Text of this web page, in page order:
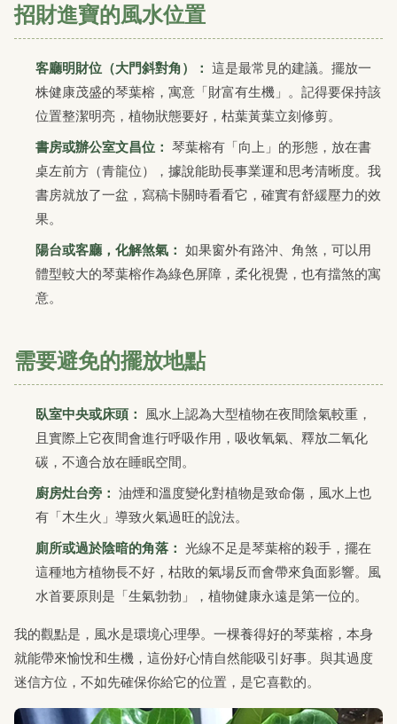
招財進寶的風水位置
客廳明財位（大門斜對角）： 這是最常見的建議。擺放一
株健康茂盛的琴葉榕，寓意「財富有生機」。記得要保持該
位置整潔明亮，植物狀態要好，枯葉黃葉立刻修剪。
書房或辦公室文昌位： 琴葉榕有「向上」的形態，放在書
桌左前方（青龍位），據說能助長事業運和思考清晰度。我
書房就放了一盆，寫稿卡關時看看它，確實有舒緩壓力的效
果。
陽台或客廳，化解煞氣： 如果窗外有路沖、角煞，可以用
體型較大的琴葉榕作為綠色屏障，柔化視覺，也有擋煞的寓
意。
需要避免的擺放地點
臥室中央或床頭： 風水上認為大型植物在夜間陰氣較重，
且實際上它夜間會進行呼吸作用，吸收氧氣、釋放二氧化
碳，不適合放在睡眠空間。
廚房灶台旁： 油煙和溫度變化對植物是致命傷，風水上也
有「木生火」導致火氣過旺的說法。
廁所或過於陰暗的角落： 光線不足是琴葉榕的殺手，擺在
這種地方植物長不好，枯敗的氣場反而會帶來負面影響。風
水首要原則是「生氣勃勃」，植物健康永遠是第一位的。
我的觀點是，風水是環境心理學。一棵養得好的琴葉榕，本身
就能帶來愉悅和生機，這份好心情自然能吸引好事。與其過度
迷信方位，不如先確保你給它的位置，是它喜歡的。